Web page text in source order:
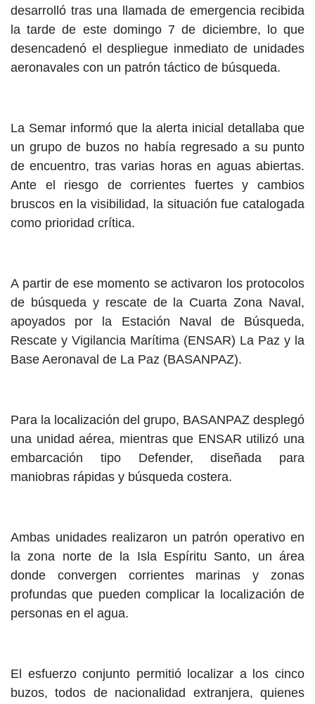
desarrolló tras una llamada de emergencia recibida
la tarde de este domingo 7 de diciembre, lo que
desencadenó el despliegue inmediato de unidades
aeronavales con un patrón táctico de búsqueda.
La Semar informó que la alerta inicial detallaba que
un grupo de buzos no había regresado a su punto
de encuentro, tras varias horas en aguas abiertas.
Ante el riesgo de corrientes fuertes y cambios
bruscos en la visibilidad, la situación fue catalogada
como prioridad crítica.
A partir de ese momento se activaron los protocolos
de búsqueda y rescate de la Cuarta Zona Naval,
apoyados por la Estación Naval de Búsqueda,
Rescate y Vigilancia Marítima (ENSAR) La Paz y la
Base Aeronaval de La Paz (BASANPAZ).
Para la localización del grupo, BASANPAZ desplegó
una unidad aérea, mientras que ENSAR utilizó una
embarcación tipo Defender, diseñada para
maniobras rápidas y búsqueda costera.
Ambas unidades realizaron un patrón operativo en
la zona norte de la Isla Espíritu Santo, un área
donde convergen corrientes marinas y zonas
profundas que pueden complicar la localización de
personas en el agua.
El esfuerzo conjunto permitió localizar a los cinco
buzos, todos de nacionalidad extranjera, quienes